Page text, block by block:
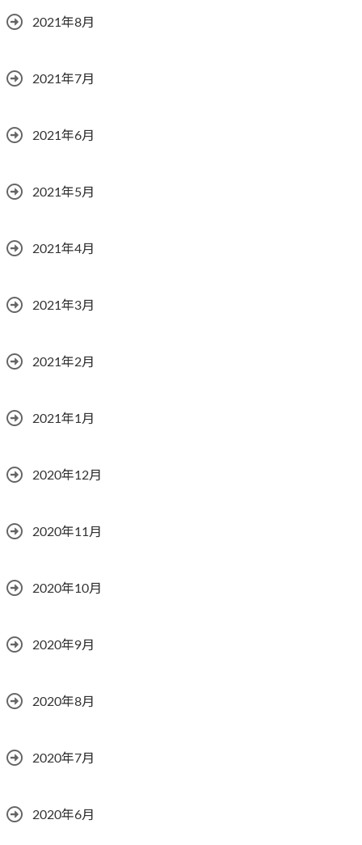
2021年8月
2021年7月
2021年6月
2021年5月
2021年4月
2021年3月
2021年2月
2021年1月
2020年12月
2020年11月
2020年10月
2020年9月
2020年8月
2020年7月
2020年6月